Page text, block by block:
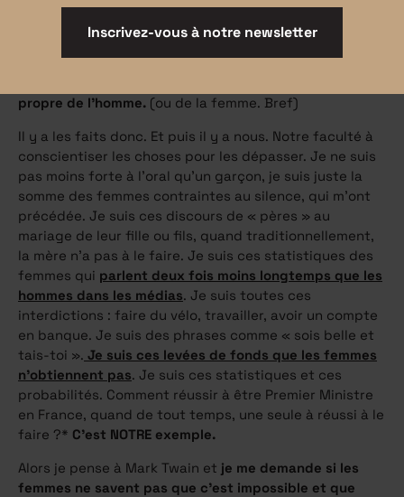
Or comme le dit P.-M. Baudonnière, directeur de
recherche au CNRS, « l’imitationest à la base du
processus d’humanisation et de l’avènement de la
propre de l’homme. (ou de la femme. Bref)
Il y a les faits donc. Et puis il y a nous. Notre faculté à
conscientiser les choses pour les dépasser. Je ne suis
pas moins forte à l’oral qu’un garçon, je suis juste la
somme des femmes contraintes au silence, qui m’ont
précédée. Je suis ces discours de « pères » au
mariage de leur fille ou fils, quand traditionnellement,
la mère n’a pas à le faire. Je suis ces statistiques des
femmes qui parlent deux fois moins longtemps que les
hommes dans les médias. Je suis toutes ces
interdictions : faire du vélo, travailler, avoir un compte
en banque. Je suis des phrases comme « sois belle et
tais-toi ». Je suis ces levées de fonds que les femmes
n’obtiennent pas. Je suis ces statistiques et ces
probabilités. Comment réussir à être Premier Ministre
en France, quand de tout temps, une seule à réussi à le
faire ?* C’est NOTRE exemple.
Alors je pense à Mark Twain et je me demande si les
femmes ne savent pas que c’est impossible et que
Inscrivez-vous à notre newsletter